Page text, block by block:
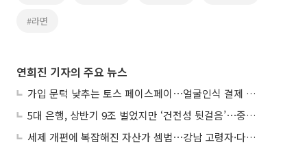
#라면
연희진 기자의 주요 뉴스
가입 문턱 낮추는 토스 페이스페이⋯얼굴인식 결제 확산 속도낸다
5대 은행, 상반기 9조 벌었지만 ‘건전성 뒷걸음’⋯중기대출 문턱 높아지나
세제 개편에 복잡해진 자산가 셈법⋯강남 고령자·다주택자 ‘자산재편 고심’